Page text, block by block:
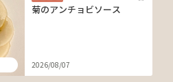
菊のアンチョビソース
2026/08/07